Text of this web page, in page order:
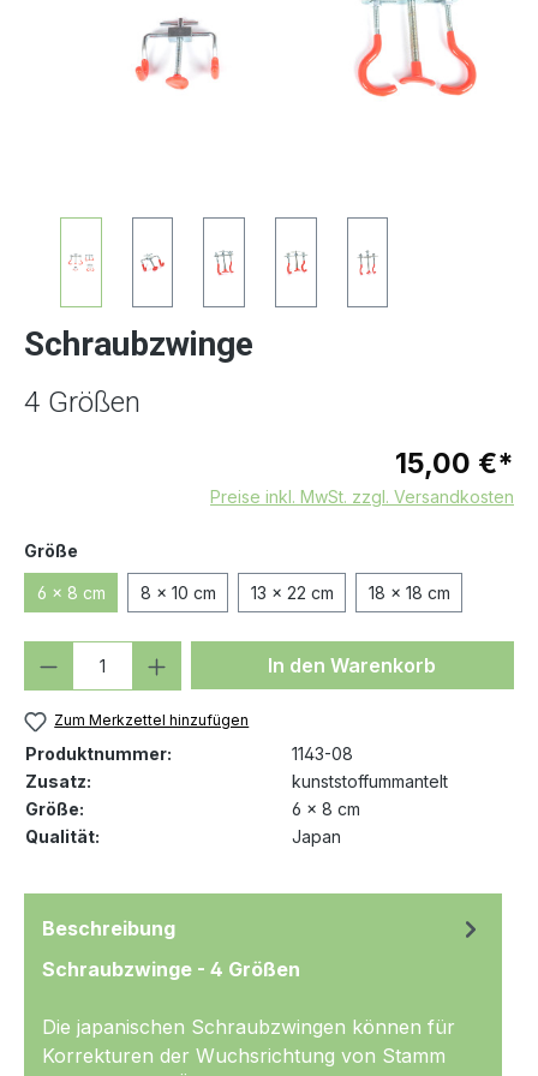
Schraubzwinge
4 Größen
15,00 €*
Preise inkl. MwSt. zzgl. Versandkosten
Größe
6 x 8 cm 8 x 10 cm 13 x 22 cm 18 x 18 cm
Produkt Anzahl: Gib denIn den Warenkorb
Zum Merkzettel hinzufügen
Produktnummer:
1143-08
Zusatz:
kunststoffummantelt
Größe:
6 x 8 cm
Qualität:
Japan
Beschreibung
Schraubzwinge - 4 Größen
Die japanischen Schraubzwingen können für
Korrekturen der Wuchsrichtung von Stamm